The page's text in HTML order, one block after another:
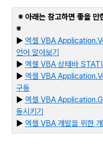
※ 아래는 참고하면 좋을 만
※
▶ 엑셀 VBA
언어 알아보기
▶ 엑셀 VBA 상태바
▶ 엑셀 VBA
구동
▶ 엑셀 VBA
동시키기
▶ 엑셀 VBA 개발을 위한